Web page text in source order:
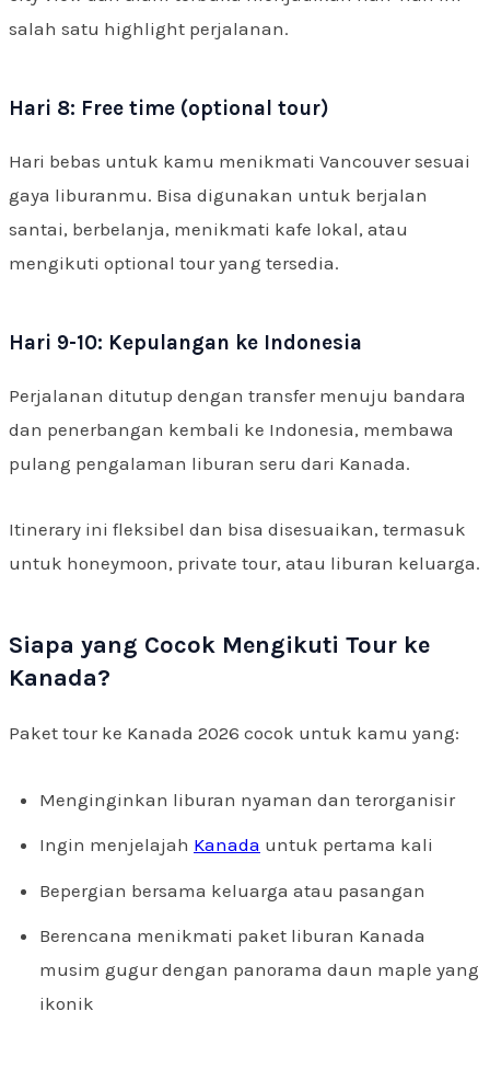
salah satu highlight perjalanan.
Hari 8: Free time (optional tour)
Hari bebas untuk kamu menikmati Vancouver sesuai
gaya liburanmu. Bisa digunakan untuk berjalan
santai, berbelanja, menikmati kafe lokal, atau
mengikuti optional tour yang tersedia.
Hari 9-10: Kepulangan ke Indonesia
Perjalanan ditutup dengan transfer menuju bandara
dan penerbangan kembali ke Indonesia, membawa
pulang pengalaman liburan seru dari Kanada.
Itinerary ini fleksibel dan bisa disesuaikan, termasuk
untuk honeymoon, private tour, atau liburan keluarga.
Siapa yang Cocok Mengikuti Tour ke
Kanada?
Paket tour ke Kanada 2026 cocok untuk kamu yang:
Menginginkan liburan nyaman dan terorganisir
Ingin menjelajah Kanada untuk pertama kali
Bepergian bersama keluarga atau pasangan
Berencana menikmati paket liburan Kanada
musim gugur dengan panorama daun maple yang
ikonik